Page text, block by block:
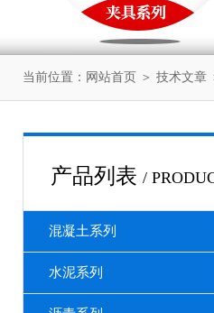
当前位置： 网站首页 ＞ 技术文章
产品列表 /
混凝土系列
水泥系列